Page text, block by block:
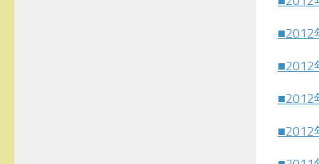
■2012
■2012
■2012
■2012